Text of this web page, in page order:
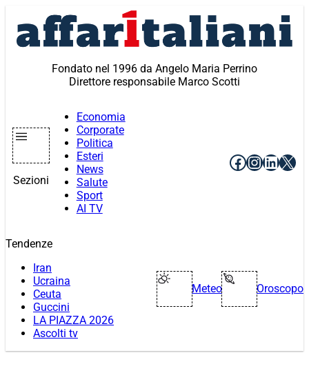
contenuto
Fondato nel 1996 da Angelo Maria Perrino
Direttore responsabile Marco Scotti
Sezioni
Economia
Corporate
Politica
Esteri
News
Salute
Sport
AI TV
Facebook
X
Tendenze
Iran
Ucraina
Ceuta
Guccini
LA PIAZZA 2026
Ascolti tv
Meteo Oroscopo